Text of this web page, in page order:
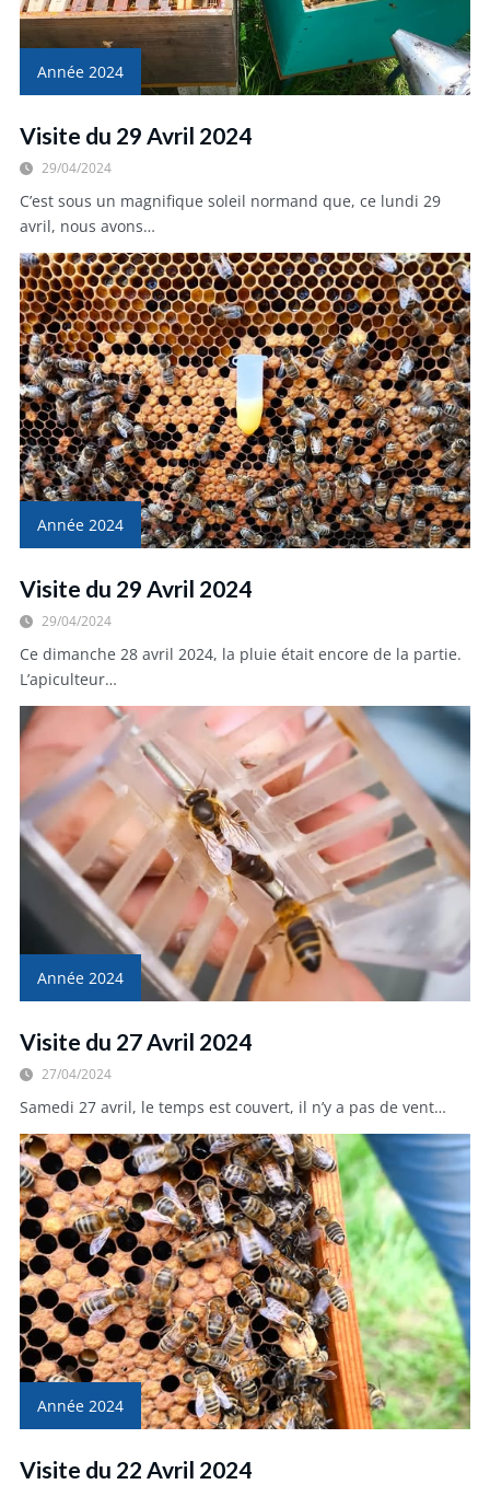
Année 2024
Visite du 29 Avril 2024
29/04/2024
C’est sous un magnifique soleil normand que, ce lundi 29
avril, nous avons…
Année 2024
Visite du 29 Avril 2024
29/04/2024
Ce dimanche 28 avril 2024, la pluie était encore de la partie.
L’apiculteur…
Année 2024
Visite du 27 Avril 2024
27/04/2024
Samedi 27 avril, le temps est couvert, il n’y a pas de vent…
Année 2024
Visite du 22 Avril 2024